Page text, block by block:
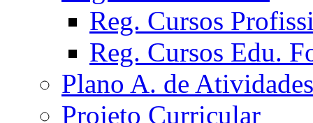
Reg. Cursos
Reg. Cursos Edu.
Plano A. de Atividades
Projeto Curricular